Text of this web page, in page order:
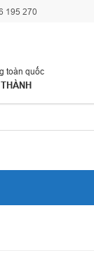
195 270
toàn quốc